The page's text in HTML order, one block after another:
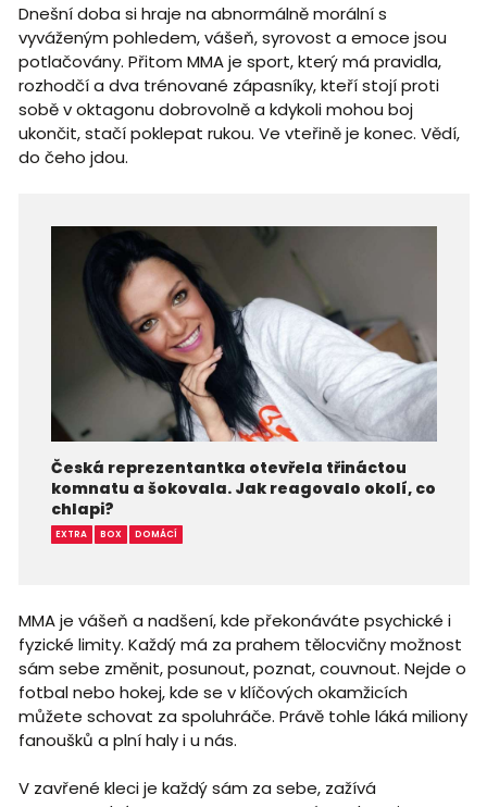
Dnešní doba si hraje na abnormálně morální s
vyváženým pohledem, vášeň, syrovost a emoce jsou
potlačovány. Přitom MMA je sport, který má pravidla,
rozhodčí a dva trénované zápasníky, kteří stojí proti
sobě v oktagonu dobrovolně a kdykoli mohou boj
ukončit, stačí poklepat rukou. Ve vteřině je konec. Vědí,
do čeho jdou.
Česká reprezentantka otevřela třináctou
komnatu a šokovala. Jak reagovalo okolí, co
chlapi?
EXTRA BOX DOMÁCÍ
MMA je vášeň a nadšení, kde překonáváte psychické i
fyzické limity. Každý má za prahem tělocvičny možnost
sám sebe změnit, posunout, poznat, couvnout. Nejde o
fotbal nebo hokej, kde se v klíčových okamžicích
můžete schovat za spoluhráče. Právě tohle láká miliony
fanoušků a plní haly i u nás.
V zavřené kleci je každý sám za sebe, zažívá